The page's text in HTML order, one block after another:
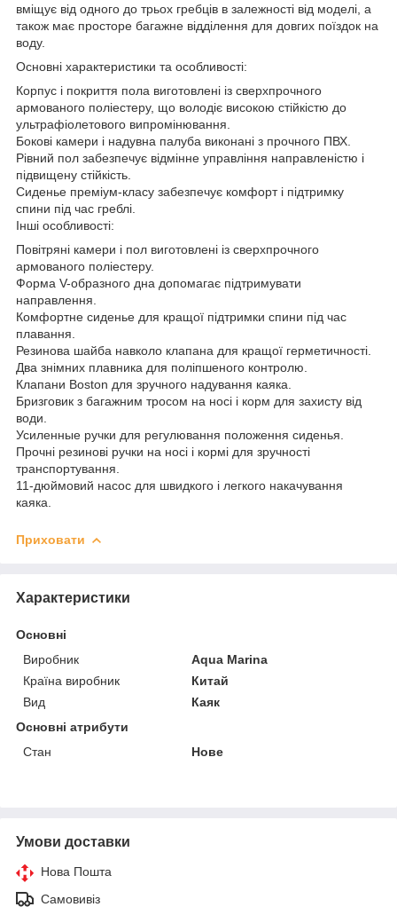
вміщує від одного до трьох гребців в залежності від моделі, а
також має просторе багажне відділення для довгих поїздок на
воду.
Основні характеристики та особливості:
Корпус і покриття пола виготовлені із сверхпрочного
армованого поліестеру, що володіє високою стійкістю до
ультрафіолетового випромінювання.
Бокові камери і надувна палуба виконані з прочного ПВХ.
Рівний пол забезпечує відмінне управління направленістю і
підвищену стійкість.
Сиденье преміум-класу забезпечує комфорт і підтримку
спини під час греблі.
Інші особливості:
Повітряні камери і пол виготовлені із сверхпрочного
армованого поліестеру.
Форма V-образного дна допомагає підтримувати
направлення.
Комфортне сиденье для кращої підтримки спини під час
плавання.
Резинова шайба навколо клапана для кращої герметичності.
Два знімних плавника для поліпшеного контролю.
Клапани Boston для зручного надування каяка.
Бризговик з багажним тросом на носі і корм для захисту від
води.
Усиленные ручки для регулювання положення сиденья.
Прочні резинові ручки на носі і кормі для зручності
транспортування.
11-дюймовий насос для швидкого і легкого накачування
каяка.
Приховати
Характеристики
Основні
Виробник
Aqua Marina
Країна виробник
Китай
Вид
Каяк
Основні атрибути
Стан
Нове
Умови доставки
Нова Пошта
Самовивіз